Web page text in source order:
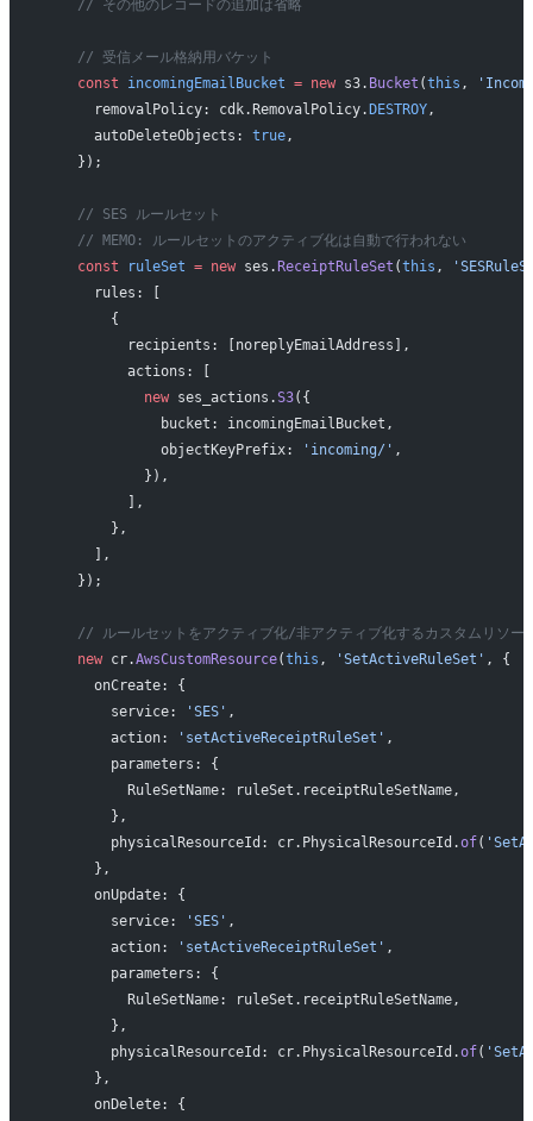
    // その他のレコードの追加は省略
    // 受信メール格納用バケット
    const
incomingEmailBucket = new s3. Bucket (this ,
      removalPolicy: cdk.RemovalPolicy.
DESTROY,
      autoDeleteObjects:
true,
    });
    // SES ルールセット
    // MEMO: ルールセットのアクティブ化は自動で行われない
    const
ruleSet = new ses.ReceiptRuleSet (this ,
      rules: [
        {
          recipients: [noreplyEmailAddress],
          actions: [
            new
ses_actions.S3({
              bucket: incomingEmailBucket,
              objectKeyPrefix:
'incoming/' ,
            }),
          ],
        },
      ],
    });
// ルールセットをアクティブ化/非アクティブ化するカスタムリソー
    new
cr.AwsCustomResource(this , 'SetActiveRuleSet' , {
      onCreate: {
        service:
'SES' ,
        action:
'setActiveReceiptRuleSet' ,
        parameters: {
          RuleSetName: ruleSet.receiptRuleSetName,
        },
        physicalResourceId: cr.PhysicalResourceId.
of(
      },
      onUpdate: {
        service:
'SES' ,
        action:
'setActiveReceiptRuleSet' ,
        parameters: {
          RuleSetName: ruleSet.receiptRuleSetName,
        },
        physicalResourceId: cr.PhysicalResourceId.
of(
      },
      onDelete: {